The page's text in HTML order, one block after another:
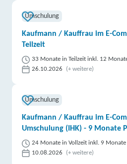
Umschulung
Kaufmann / Kauffrau im E-
Teilzeit
33 Monate in Teilzeit inkl. 12
26.10.2026
(+ weitere)
Umschulung
Kaufmann / Kauffrau im E-
Umschulung (IHK) - 9 Monate
24 Monate in Vollzeit inkl. 9
10.08.2026
(+ weitere)